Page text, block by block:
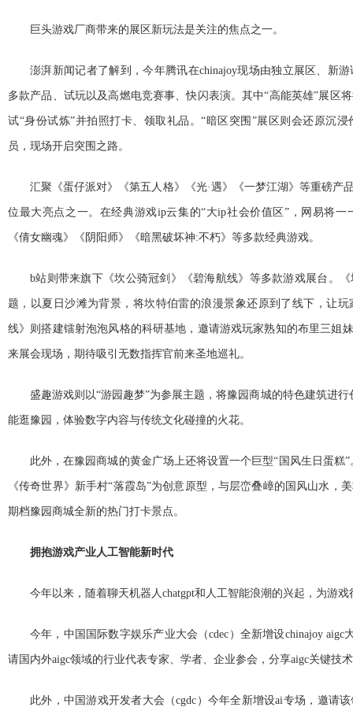
巨头游戏厂商带来的展区新玩法是关注的焦点之一。
澎湃新闻记者了解到，今年腾讯在chinajoy现场由独立展区、新
多款产品、试玩以及高燃电竞赛事、快闪表演。其中“高能英雄”展区
试“身份试炼”并拍照打卡、领取礼品。“暗区突围”展区则会还原沉
员，现场开启突围之路。
汇聚《蛋仔派对》《第五人格》《光·遇》《一梦江湖》等重磅产
位最大亮点之一。在经典游戏ip云集的“大ip社会价值区”，网易将
《倩女幽魂》《阴阳师》《暗黑破坏神:不朽》等多款经典游戏。
b站则带来旗下《坎公骑冠剑》《碧海航线》等多款游戏展台。
题，以夏日沙滩为背景，将坎特伯雷的浪漫景象还原到了线下，让
线》则搭建镭射泡泡风格的科研基地，邀请游戏玩家熟知的布里三姐
来展会现场，期待吸引无数指挥官前来圣地巡礼。
盛趣游戏则以“游园趣梦”为参展主题，将豫园商城的特色建筑进
能逛豫园，体验数字内容与传统文化碰撞的火花。
此外，在豫园商城的黄金广场上还将设置一个巨型“国风生日蛋糕
《传奇世界》新手村“落霞岛”为创意原型，与层峦叠嶂的国风山水，
期档豫园商城全新的热门打卡景点。
拥抱游戏产业人工智能新时代
今年以来，随着聊天机器人chatgpt和人工智能浪潮的兴起，为游
今年，中国国际数字娱乐产业大会（cdec）全新增设chinajoy aigc
请国内外aigc领域的行业代表专家、学者、企业参会，分享aigc关键技
此外，中国游戏开发者大会（cgdc）今年全新增设ai专场，邀请